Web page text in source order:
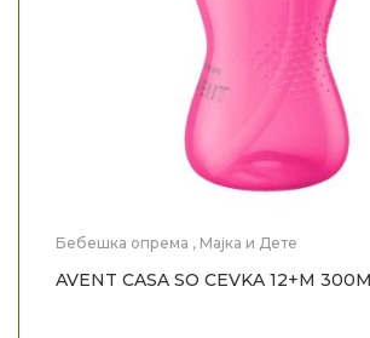
Бебешка опрема , Мајка и Дете
AVENT CASA SO CEVKA 12+M